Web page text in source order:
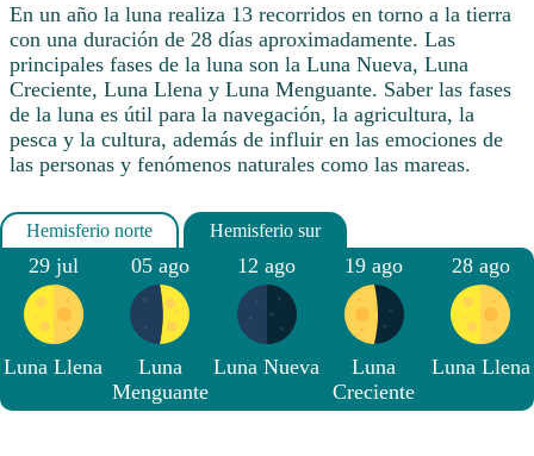
En un año la luna realiza 13 recorridos en torno a la tierra
con una duración de 28 días aproximadamente. Las
principales fases de la luna son la Luna Nueva, Luna
Creciente, Luna Llena y Luna Menguante. Saber las fases
de la luna es útil para la navegación, la agricultura, la
pesca y la cultura, además de influir en las emociones de
las personas y fenómenos naturales como las mareas.
29 jul
Luna Llena
05 ago
Luna
Menguante
12 ago
Luna Nueva
19 ago
Luna
Creciente
28 ago
Luna Llena